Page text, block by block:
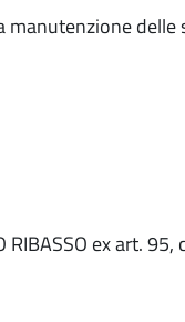
manutenzione
RIBASSO ex art.